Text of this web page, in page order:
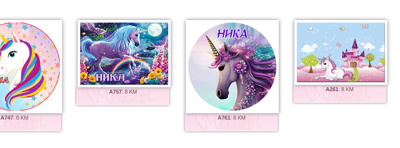
A747:8 KM
A757: 8 KM
A761 : 8 KM
A261 :8 KM